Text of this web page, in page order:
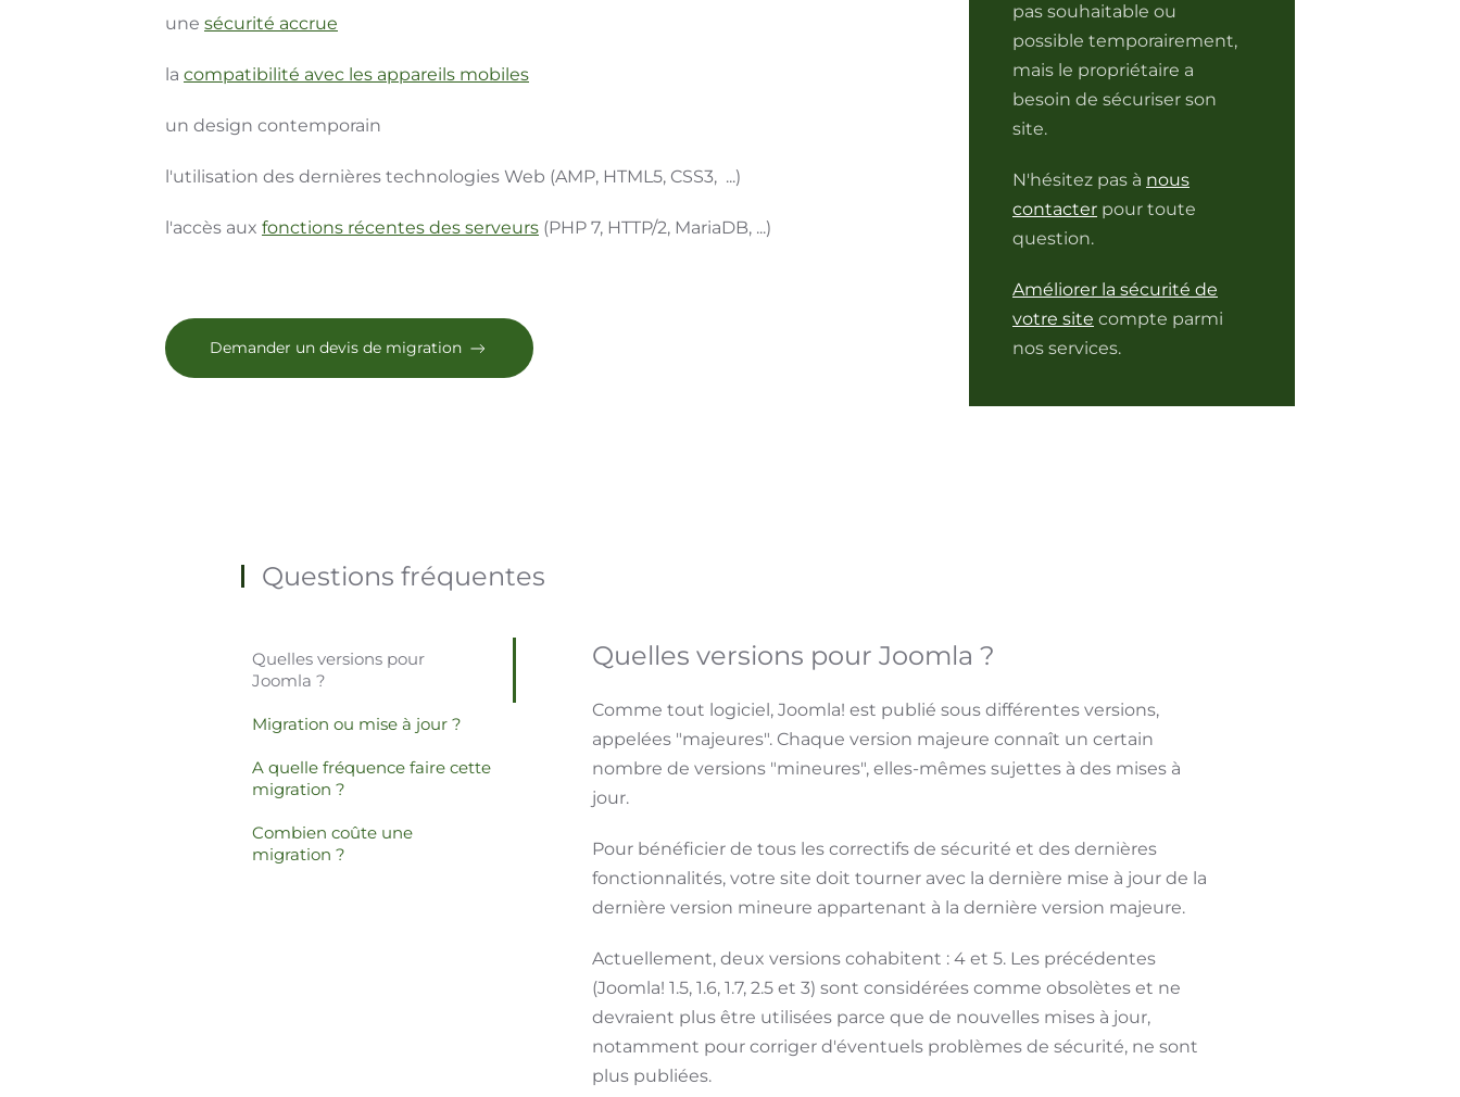
une sécurité accrue
la compatibilité avec les appareils mobiles
un design contemporain
l'utilisation des dernières technologies Web (AMP, HTML5, CSS3, ...)
l'accès aux fonctions récentes des serveurs (PHP 7, HTTP/2, MariaDB, ...)
Demander un devis de migration
pas souhaitable ou
possible temporairement,
mais le propriétaire a
besoin de sécuriser son
site.
N'hésitez pas à nous
contacter pour toute
question.
Améliorer la sécurité de
votre site compte parmi
nos services.
Questions fréquentes
Quelles versions pour
Joomla ?
Migration ou mise à jour ?
A quelle fréquence faire cette
migration ?
Combien coûte une
migration ?
Quelles versions pour Joomla ?
Comme tout logiciel, Joomla! est publié sous différentes versions,
appelées "majeures". Chaque version majeure connaît un certain
nombre de versions "mineures", elles-mêmes sujettes à des mises à
jour.
Pour bénéficier de tous les correctifs de sécurité et des dernières
fonctionnalités, votre site doit tourner avec la dernière mise à jour de la
dernière version mineure appartenant à la dernière version majeure.
Actuellement, deux versions cohabitent : 4 et 5. Les précédentes
(Joomla! 1.5, 1.6, 1.7, 2.5 et 3) sont considérées comme obsolètes et ne
devraient plus être utilisées parce que de nouvelles mises à jour,
notamment pour corriger d'éventuels problèmes de sécurité, ne sont
plus publiées.